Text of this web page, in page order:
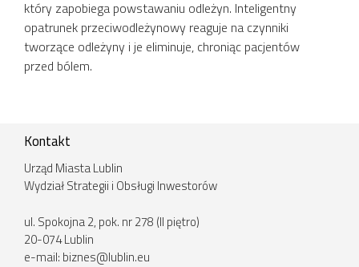
który zapobiega powstawaniu odleżyn. Inteligentny
opatrunek przeciwodleżynowy reaguje na czynniki
tworzące odleżyny i je eliminuje, chroniąc pacjentów
przed bólem.
Kontakt
Urząd Miasta Lublin
Wydział Strategii i Obsługi Inwestorów
ul. Spokojna 2, pok. nr 278 (II piętro)
20-074 Lublin
e-mail: biznes@lublin.eu